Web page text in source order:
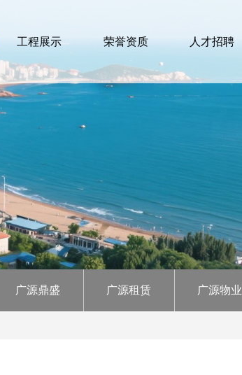
工程展示 荣誉资质 人才招聘
广源鼎盛 广源租赁 广源物业